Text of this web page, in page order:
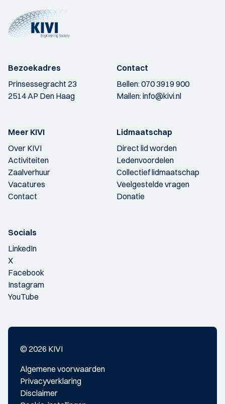
Bezoekadres
Prinsessegracht 23
2514 AP Den Haag
Contact
Bellen:070 3919 900
Mailen:info@kivi.nl
Meer KIVI
Over KIVI
Activiteiten
Zaalverhuur
Vacatures
Contact
Lidmaatschap
Direct lid worden
Ledenvoordelen
Collectief lidmaatschap
Veelgestelde vragen
Donatie
Socials
LinkedIn
X
Facebook
Instagram
YouTube
© 2026 KIVI
Algemene voorwaarden
Privacyverklaring
Disclaimer